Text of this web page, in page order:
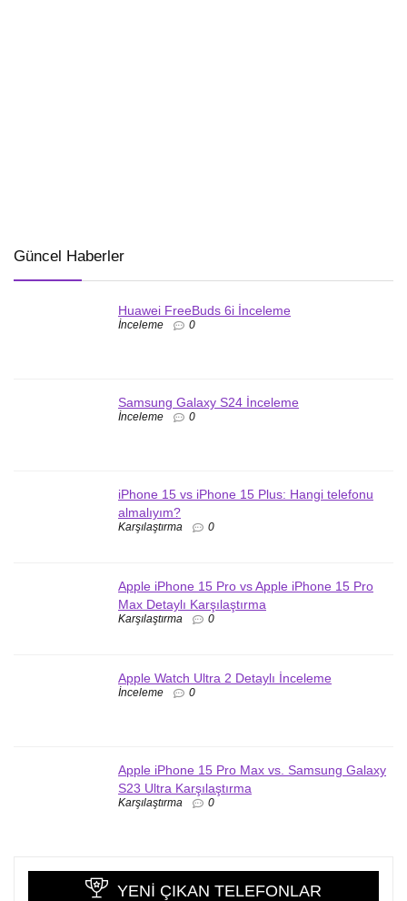
Güncel Haberler
Huawei FreeBuds 6i İnceleme
İnceleme 0
Samsung Galaxy S24 İnceleme
İnceleme 0
iPhone 15 vs iPhone 15 Plus: Hangi telefonu
almalıyım?
Karşılaştırma 0
Apple iPhone 15 Pro vs Apple iPhone 15 Pro
Max Detaylı Karşılaştırma
Karşılaştırma 0
Apple Watch Ultra 2 Detaylı İnceleme
İnceleme 0
Apple iPhone 15 Pro Max vs. Samsung Galaxy
S23 Ultra Karşılaştırma
Karşılaştırma 0
YENI ÇIKAN TELEFONLAR